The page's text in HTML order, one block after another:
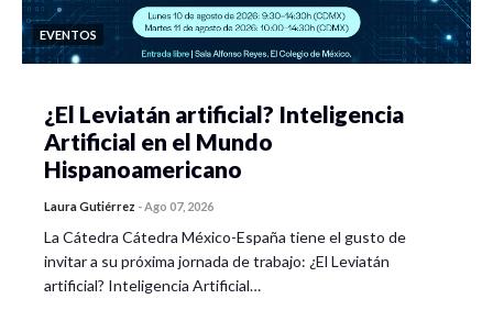
EVENTOS
¿El Leviatán artificial? Inteligencia
Artificial en el Mundo
Hispanoamericano
Laura Gutiérrez -Ago 07, 2026
La Cátedra Cátedra México-España tiene el gusto de
invitar a su próxima jornada de trabajo: ¿El Leviatán
artificial? Inteligencia Artificial…